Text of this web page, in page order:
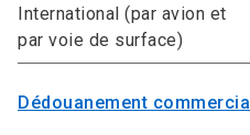
International (par avion et
par voie de surface)
Dédouanement commercial